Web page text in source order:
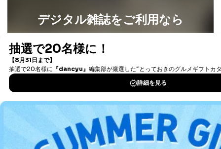
告配信サービス会社
販売店などの梱包・配送・配達会社
４．開示対象個人情報の「開示」「訂正」等の請求につ
いて
当社は、本人から、開示対象個人情報について利用目的
の通知を求められた場合には、遅滞なくこれに応じま
す。ただし、以下①～④のいずれかに該当する場合は、
利用目的の通知を行なうことはできません。そのとき
は、本人に遅滞無くその旨を通知するとともに、理由を
説明させていただきます。
デジタル雑誌をご利用なら
書籍）が無料で読み放題！
DOWNLOAD FOR IOS
DOWNLOAD FOR ANDROID
ご利用方法はこちら